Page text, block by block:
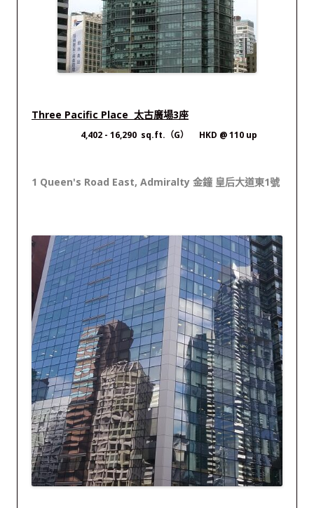
Three Pacific Place 太古廣場3座
4,402 - 16,290 sq.ft.（G） HKD @ 110 up
1 Queen's Road East, Admiralty 金鐘 皇后大道東1號